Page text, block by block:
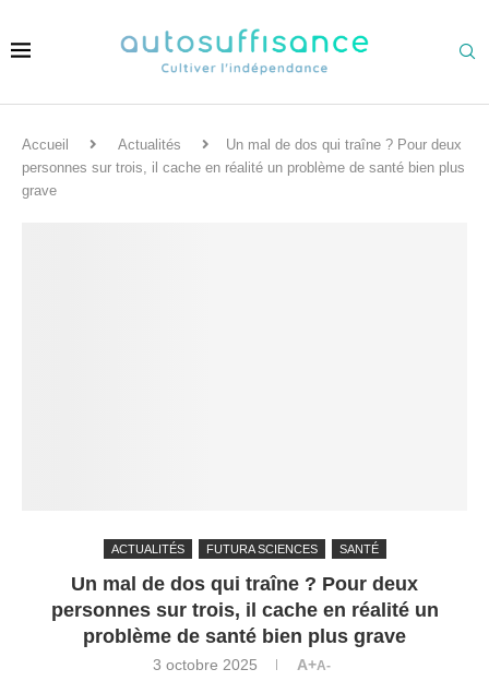
Accueil Actualités
Un mal de dos qui traîne ? Pour deux
personnes sur trois, il cache en réalité un problème de santé bien plus
grave
ACTUALITÉS FUTURA SCIENCES SANTÉ
Un mal de dos qui traîne ? Pour deux
personnes sur trois, il cache en réalité un
problème de santé bien plus grave
3 octobre 2025 A+A-